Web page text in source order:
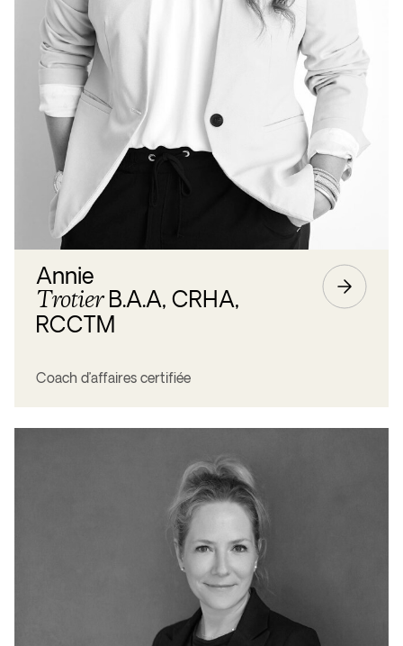
Annie
TrotierB.A.A, CRHA,
RCCTM
Coach d’affaires certifiée